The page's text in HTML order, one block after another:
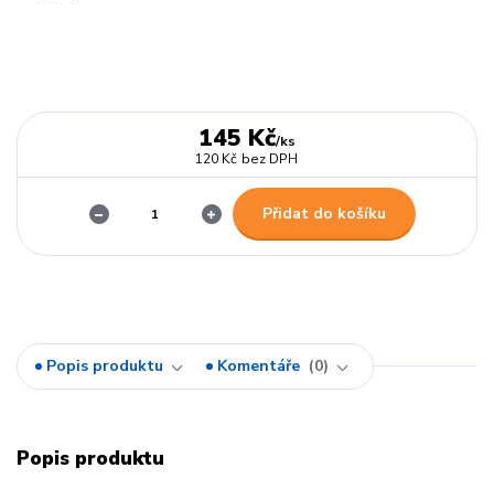
145 Kč/ks
120 Kč bez DPH
Přidat do košíku
Popis produktu Komentáře 0
Popis produktu